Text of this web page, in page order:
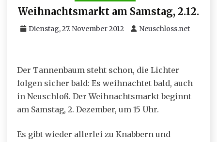
Weihnachtsmarkt am Samstag, 2.12.
Dienstag, 27. November 2012 Neuschloss.net
Der Tannenbaum steht schon, die Lichter
folgen sicher bald: Es weihnachtet bald, auch
in Neuschloß. Der Weihnachtsmarkt beginnt
am Samstag, 2. Dezember, um 15 Uhr.
Es gibt wieder allerlei zu Knabbern und